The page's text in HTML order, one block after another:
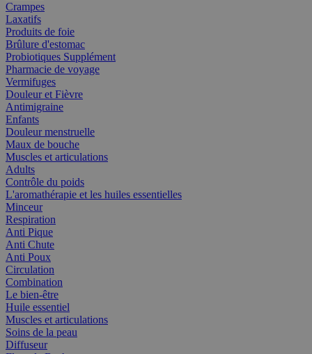
Crampes
Laxatifs
Produits de foie
Brûlure d'estomac
Probiotiques Supplément
Pharmacie de voyage
Vermifuges
Douleur et Fièvre
Antimigraine
Enfants
Douleur menstruelle
Maux de bouche
Muscles et articulations
Adults
Contrôle du poids
L'aromathérapie et les huiles essentielles
Minceur
Respiration
Anti Pique
Anti Chute
Anti Poux
Circulation
Combination
Le bien-être
Huile essentiel
Muscles et articulations
Soins de la peau
Diffuseur